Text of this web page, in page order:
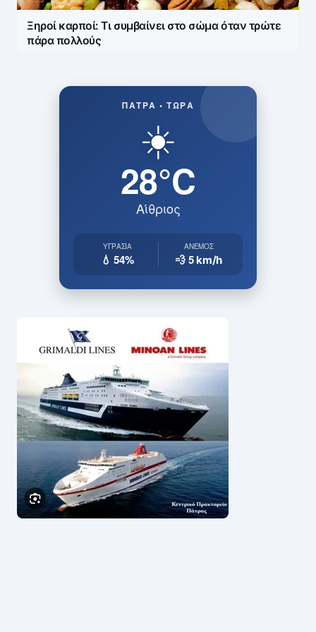
Ξηροί καρποί: Τι συμβαίνει στο σώμα όταν τρώτε
πάρα πολλούς
ΠΆΤΡΑ • ΤΏΡΑ
☀️
28°C
Αίθριος
ΥΓΡΑΣΊΑ
💧 54%
ΆΝΕΜΟΣ
💨 5km/h